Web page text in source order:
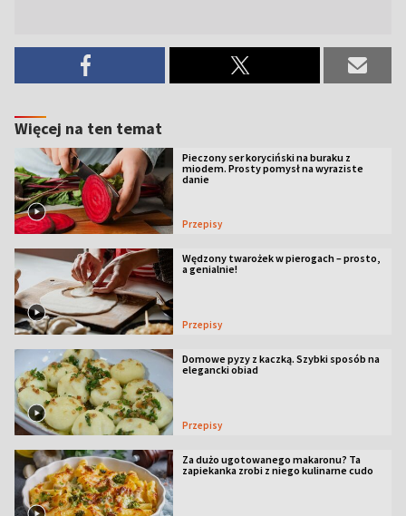
Więcej na ten temat
Pieczony ser koryciński na buraku z
miodem. Prosty pomysł na wyraziste
danie
Przepisy
Wędzony twarożek w pierogach – prosto,
a genialnie!
Przepisy
Domowe pyzy z kaczką. Szybki sposób na
elegancki obiad
Przepisy
Za dużo ugotowanego makaronu? Ta
zapiekanka zrobi z niego kulinarne cudo